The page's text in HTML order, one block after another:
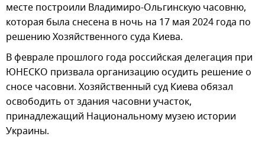
месте построили Владимиро-Ольгинскую часовню,
которая была снесена в ночь на 17 мая 2024 года по
решению Хозяйственного суда Киева.
В феврале прошлого года российская делегация при
ЮНЕСКО призвала организацию осудить решение о
сносе часовни. Хозяйственный суд Киева обязал
освободить от здания часовни участок,
принадлежащий Национальному музею истории
Украины.